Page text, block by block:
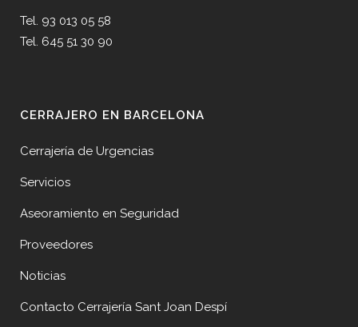
Tel. 93 013 05 58
Tel. 645 51 30 90
CERRAJERO EN BARCELONA
Cerrajería de Urgencias
Servicios
Aseoramiento en Seguridad
Proveedores
Noticias
Contacto Cerrajería Sant Joan Despí